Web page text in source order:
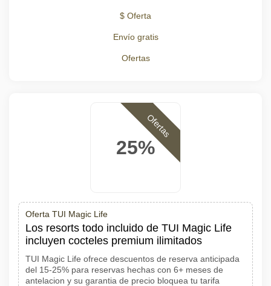
$ Oferta
Envío gratis
Ofertas
25%
Ofertas
Oferta TUI Magic Life
Los resorts todo incluido de TUI Magic Life
incluyen cocteles premium ilimitados
TUI Magic Life ofrece descuentos de reserva anticipada
del 15-25% para reservas hechas con 6+ meses de
antelacion y su garantia de precio bloquea tu tarifa